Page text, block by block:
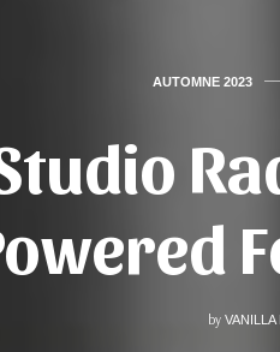
AUTOMNE 2023
by VANILLA